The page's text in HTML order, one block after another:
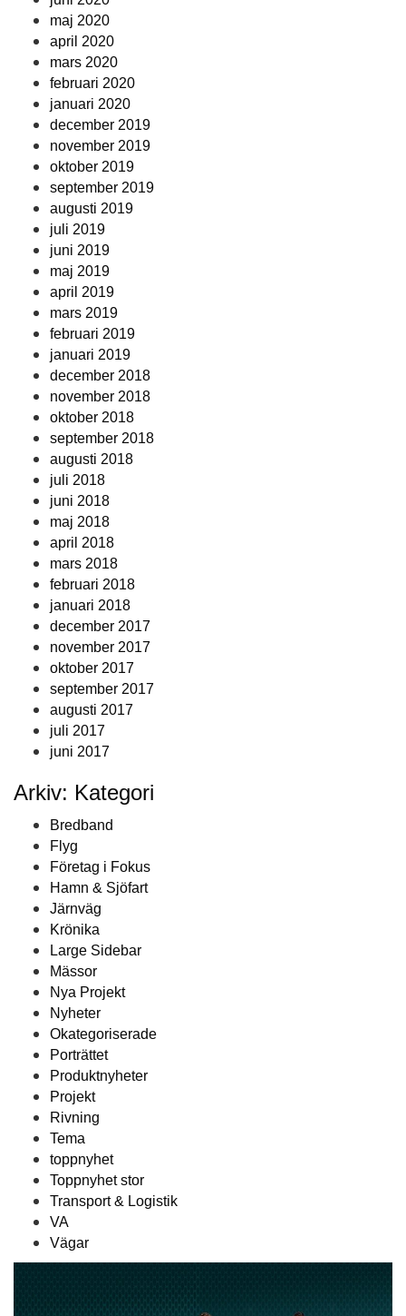
maj 2020
april 2020
mars 2020
februari 2020
januari 2020
december 2019
november 2019
oktober 2019
september 2019
augusti 2019
juli 2019
juni 2019
maj 2019
april 2019
mars 2019
februari 2019
januari 2019
december 2018
november 2018
oktober 2018
september 2018
augusti 2018
juli 2018
juni 2018
maj 2018
april 2018
mars 2018
februari 2018
januari 2018
december 2017
november 2017
oktober 2017
september 2017
augusti 2017
juli 2017
juni 2017
Arkiv: Kategori
Bredband
Flyg
Företag i Fokus
Hamn & Sjöfart
Järnväg
Krönika
Large Sidebar
Mässor
Nya Projekt
Nyheter
Okategoriserade
Porträttet
Produktnyheter
Projekt
Rivning
Tema
toppnyhet
Toppnyhet stor
Transport & Logistik
VA
Vägar